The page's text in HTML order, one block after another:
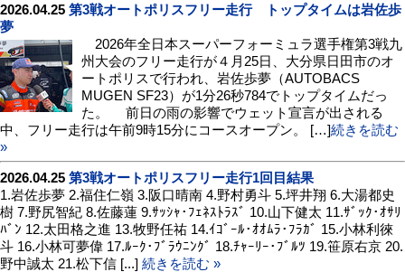
2026.04.25 第3戦オートポリスフリー走行 トップタイムは岩佐歩
夢
2026年全日本スーパーフォーミュラ選手権第3戦九
州大会のフリー走行が４月25日、大分県日田市のオ
ートポリスで行われ、岩佐歩夢（AUTOBACS
MUGEN SF23）が1分26秒784でトップタイムだっ
た。 前日の雨の影響でウェット宣言が出される
中、フリー走行は午前9時15分にコースオープン。 […]続きを読む
»
2026.04.25 第3戦オートポリスフリー走行1回目結果
1.岩佐歩夢 2.福住仁嶺 3.阪口晴南 4.野村勇斗 5.坪井翔 6.大湯都史
樹 7.野尻智紀 8.佐藤蓮 9.ｻｯｼｬ･ﾌｪﾈｽﾄﾗｽﾞ 10.山下健太 11.ｻﾞｯｸ･ｵｻﾘ
ﾊﾞﾝ 12.太田格之進 13.牧野任祐 14.ｲｺﾞｰﾙ･ｵｵﾑﾗ･ﾌﾗｶﾞ 15.小林利徠
斗 16.小林可夢偉 17.ﾙｰｸ･ﾌﾞﾗｳﾆﾝｸﾞ 18.ﾁｬｰﾘｰ･ﾌﾞﾙﾂ 19.笹原右京 20.
野中誠太 21.松下信 [...] 続きを読む »